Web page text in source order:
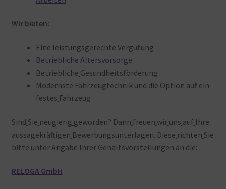
Wir bieten:
Eine leistungsgerechte Vergütung
Betriebliche Altersvorsorge
Betriebliche Gesundheitsförderung
Modernste Fahrzeugtechnik und die Option auf ein
festes Fahrzeug
Sind Sie neugierig geworden? Dann freuen wir uns auf Ihre
aussagekräftigen Bewerbungsunterlagen. Diese richten Sie
bitte unter Angabe Ihrer Gehaltsvorstellungen an die:
RELOGA GmbH